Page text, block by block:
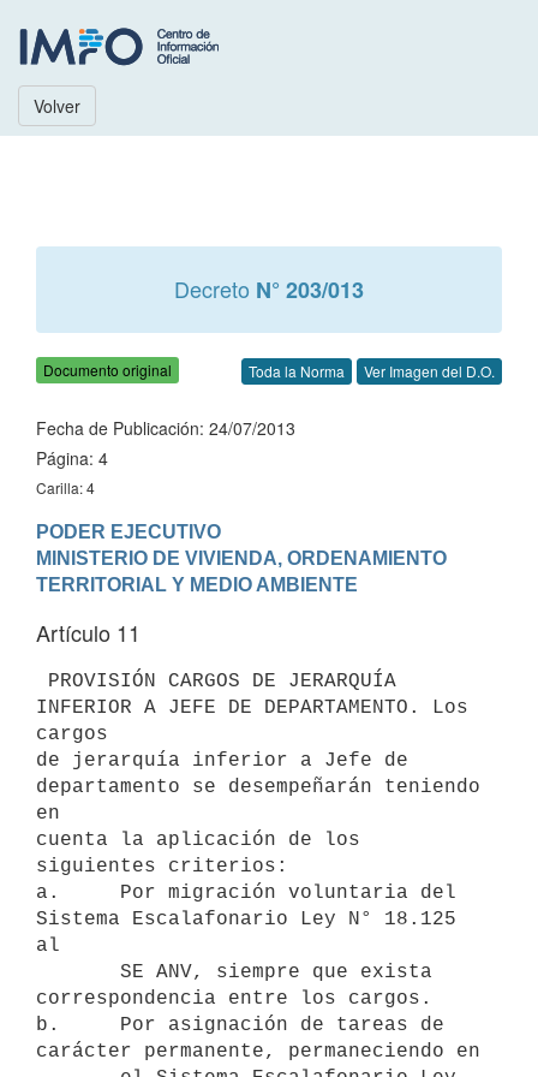
Volver
Decreto N° 203/013
Documento original Toda la Norma Ver Imagen del D.O.
Fecha de Publicación: 24/07/2013
Página: 4
Carilla: 4
PODER EJECUTIVO
MINISTERIO DE VIVIENDA, ORDENAMIENTO
Artículo 11
INFERIOR A JEFE DE DEPARTAMENTO. Los
cargos
de jerarquía inferior a Jefe de
departamento se desempeñarán teniendo
en
cuenta la aplicación de los
siguientes criterios:
a.     Por migración voluntaria del
Sistema Escalafonario Ley N° 18.125
al
correspondencia entre los cargos.
b.     Por asignación de tareas de
carácter permanente, permaneciendo en